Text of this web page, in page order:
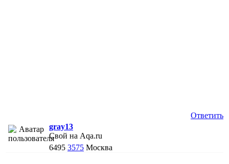
Ответить
gray13
Свой на Aqa.ru
6495 3575 Москва